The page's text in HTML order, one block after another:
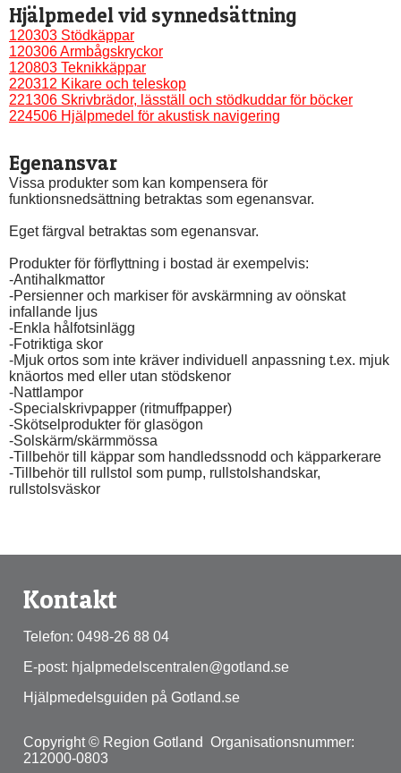
Hjälpmedel vid synnedsättning
120303 Stödkäppar
120306 Armbågskryckor
120803 Teknikkäppar
220312 Kikare och teleskop
221306 Skrivbrädor, läsställ och stödkuddar för böcker
224506 Hjälpmedel för akustisk navigering
Egenansvar
Vissa produkter som kan kompensera för
funktionsnedsättning betraktas som egenansvar.
Eget färgval betraktas som egenansvar.
Produkter för förflyttning i bostad är exempelvis:
-Antihalkmattor
-Persienner och markiser för avskärmning av oönskat
infallande ljus
-Enkla hålfotsinlägg
-Fotriktiga skor
-Mjuk ortos som inte kräver individuell anpassning t.ex. mjuk
knäortos med eller utan stödskenor
-Nattlampor
-Specialskrivpapper (ritmuffpapper)
-Skötselprodukter för glasögon
-Solskärm/skärmmössa
-Tillbehör till käppar som handledssnodd och käpparkerare
-Tillbehör till rullstol som pump, rullstolshandskar,
rullstolsväskor
Kontakt
Telefon: 0498-26 88 04
E-post: hjalpmedelscentralen@gotland.se
Hjälpmedelsguiden på Gotland.se
Copyright © Region Gotland  Organisationsnummer:
212000-0803